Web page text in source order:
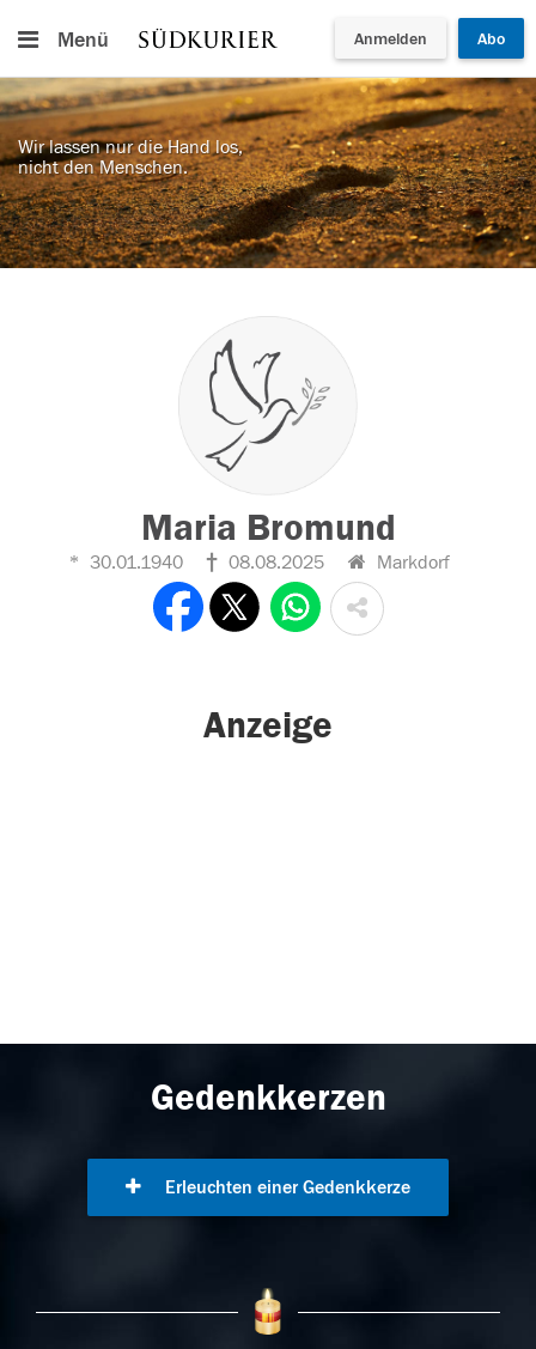
Menü Anmelden Abo
Wir lassen nur die Hand los,
nicht den Menschen.
Maria Bromund
30.01.1940 08.08.2025 Markdorf
Anzeige
Gedenkkerzen
Erleuchten einer Gedenkkerze